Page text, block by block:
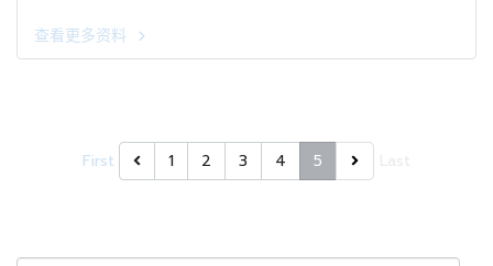
查看更多资料
First 1 2 3 4 5